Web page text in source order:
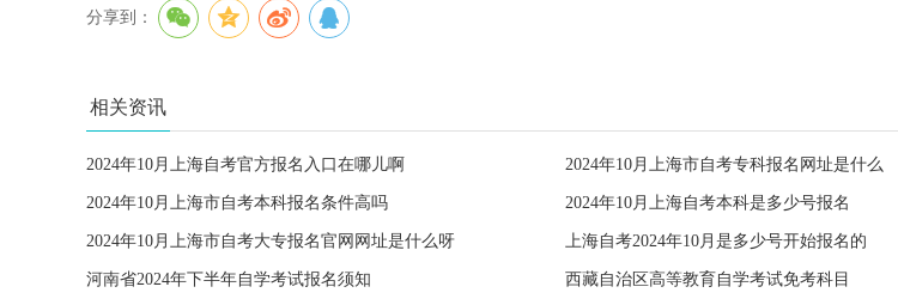
分享到：
相关资讯
2024年10月上海自考官方报名入口在哪儿啊 2024年10月上海市自考专科报名网址是什么
2024年10月上海市自考本科报名条件高吗 2024年10月上海自考本科是多少号报名
2024年10月上海市自考大专报名官网网址是什么呀 上海自考2024年10月是多少号开始报名的
河南省2024年下半年自学考试报名须知 西藏自治区高等教育自学考试免考科目